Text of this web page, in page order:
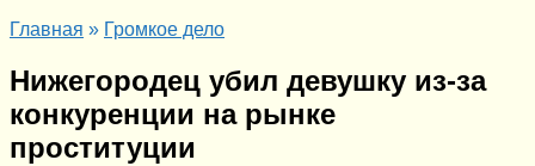
Главная » Громкое дело
Нижегородец убил девушку из-за
конкуренции на рынке
проституции